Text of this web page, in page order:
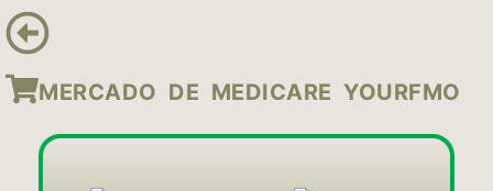
MERCADO DE MEDICARE YOURFMO